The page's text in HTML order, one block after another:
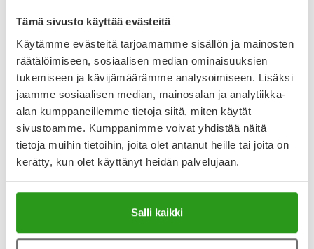
Tämä sivusto käyttää evästeitä
Käytämme evästeitä tarjoamamme sisällön ja mainosten
räätälöimiseen, sosiaalisen median ominaisuuksien
tukemiseen ja kävijämäärämme analysoimiseen. Lisäksi
jaamme sosiaalisen median, mainosalan ja analytiikka-
alan kumppaneillemme tietoja siitä, miten käytät
sivustoamme. Kumppanimme voivat yhdistää näitä
tietoja muihin tietoihin, joita olet antanut heille tai joita on
kerätty, kun olet käyttänyt heidän palvelujaan.
Salli kaikki
PUHDAS+
PUHDAS+ PREMIUM OMEGA-7
400 MG KAPS 60 KPL
26,90 €
MEMBRASIN
MEMBRASIN VAGINAL VITALITY
CREAM 30 ML
Tarjoushinta
13,20 € Normaalihinta
16,50 €
-20 % Kanta-asiakas